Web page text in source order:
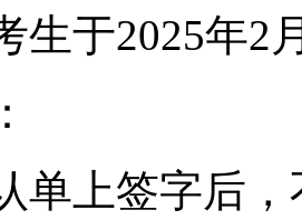
生于2025年2
单上签字后